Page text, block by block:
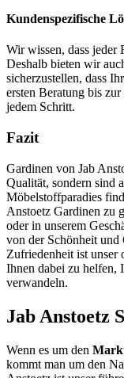
Kundenspezifische
Wir wissen, dass jeder
Deshalb bieten wir
sicherzustellen, dass
ersten Beratung bis
jedem Schritt.
Fazit
Gardinen von Jab
Qualität, sondern sind
Möbelstoffparadies
Anstoetz Gardinen zu
oder in unserem
von der Schönheit und
Zufriedenheit ist unser
Ihnen dabei zu helfen,
verwandeln.
Jab Anstoetz
Wenn es um den
kommt man um den